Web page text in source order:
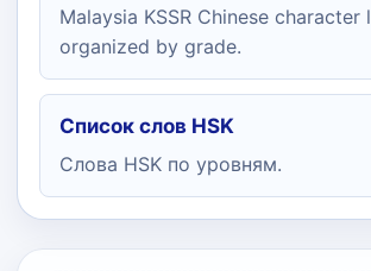
Malaysia KSSR Chinese character
organized by grade.
Список слов HSK
Слова HSK по уровням.